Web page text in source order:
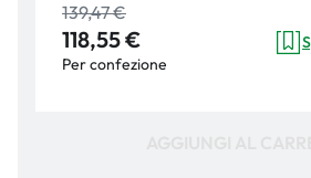
139,47 €
118,55 €
Per confezione